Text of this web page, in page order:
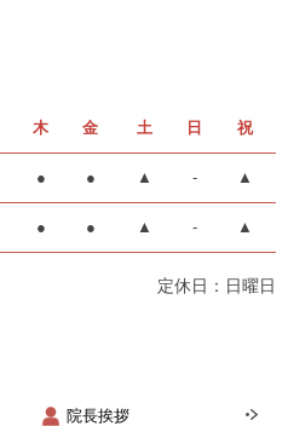
院長挨拶
木 金 土 日 祝
● ● ▲ - ▲
● ● ▲ - ▲
定休日：日曜日